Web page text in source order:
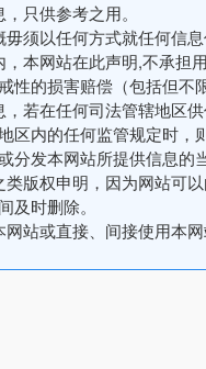
只供参考之用。
须以任何方式就任何信
本网站在此声明,不承担
性的损害赔偿（包括但
若在任何司法管辖地区
区内的任何监管规定时
分发本网站所提供信息的
版权申明，因为网站可
及时删除。
站或直接、间接使用本